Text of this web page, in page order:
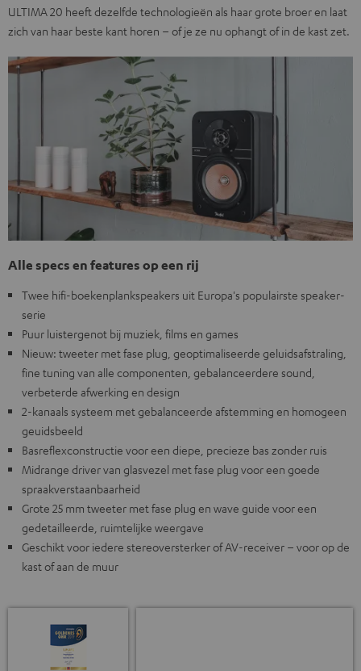
ULTIMA 20 heeft dezelfde technologieën als haar grote broer en laat
zich van haar beste kant horen – of je ze nu ophangt of in de kast zet.
Alle specs en features op een rij
Twee hifi-boekenplankspeakers uit Europa's populairste speaker-
serie
Puur luistergenot bij muziek, films en games
Nieuw: tweeter met fase plug, geoptimaliseerde geluidsafstraling,
fine tuning van alle componenten, gebalanceerdere sound,
verbeterde afwerking en design
2-kanaals systeem met gebalanceerde afstemming en homogeen
geuidsbeeld
Basreflexconstructie voor een diepe, precieze bas zonder ruis
Midrange driver van glasvezel met fase plug voor een goede
spraakverstaanbaarheid
Grote 25 mm tweeter met fase plug en wave guide voor een
gedetailleerde, ruimtelijke weergave
Geschikt voor iedere stereoversterker of AV-receiver – voor op de
kast of aan de muur